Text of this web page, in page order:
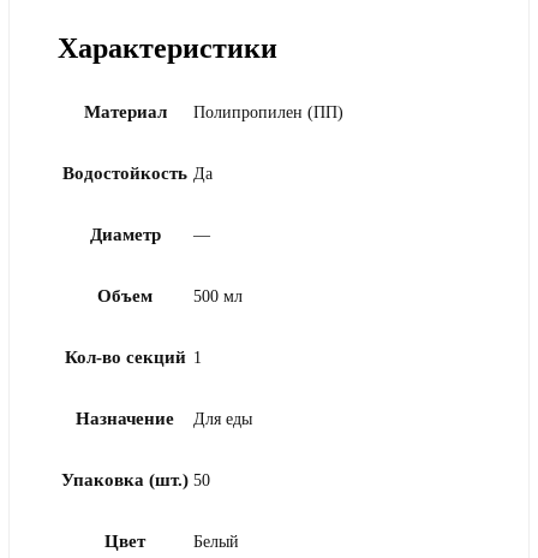
Характеристики
Материал Полипропилен (ПП)
Водостойкость Да
Диаметр —
Объем 500 мл
Кол-во секций 1
Назначение Для еды
Упаковка (шт.) 50
Цвет Белый